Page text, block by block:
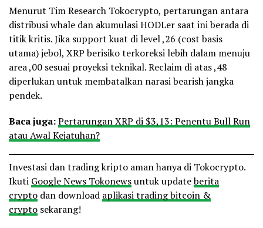
Menurut Tim Research Tokocrypto, pertarungan antara
distribusi whale dan akumulasi HODLer saat ini berada di
titik kritis. Jika support kuat di level ,26 (cost basis
utama) jebol, XRP berisiko terkoreksi lebih dalam menuju
area ,00 sesuai proyeksi teknikal. Reclaim di atas ,48
diperlukan untuk membatalkan narasi bearish jangka
pendek.
Baca juga:Pertarungan XRP di $3,13: Penentu Bull Run
atau Awal Kejatuhan?
Investasi dan trading kripto aman hanya di Tokocrypto.
Ikuti Google News Tokonewsuntuk updateberita
crypto dan download aplikasi trading bitcoin &
crypto sekarang!